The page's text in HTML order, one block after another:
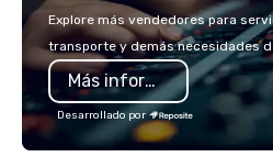
Explore más vendedores para
transporte y demás necesidades
Más información
Desarrollado por